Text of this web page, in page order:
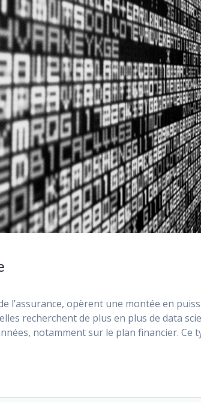
l’assurance, opèrent une montée en
recherchent de plus en plus de data
notamment sur le plan financier. Ce